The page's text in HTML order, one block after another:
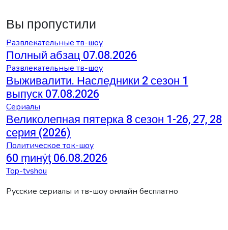
Вы пропустили
Развлекательные тв-шоу
Полный абзац 07.08.2026
Развлекательные тв-шоу
Выживалити. Наследники 2 сезон 1
выпуск 07.08.2026
Сериалы
Великолепная пятерка 8 сезон 1-26, 27, 28
серия (2026)
Политическое ток-шоу
60 ṃинẏƫ 06.08.2026
Top-tvshou
Русские сериалы и тв-шоу онлайн бесплатно